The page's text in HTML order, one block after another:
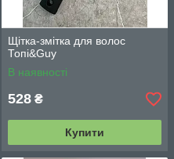
Щітка-змітка для волос
Топі&Guy
В наявності
528 ₴
Купити